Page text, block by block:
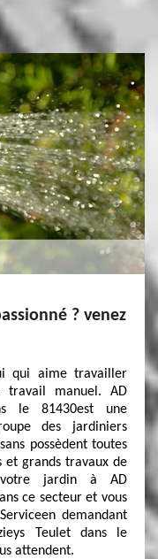
? venez
qui aime travailler
manuel. AD
le 81430est une
des jardiniers
possèdent toutes
et grands travaux de
votre jardin à AD
ce secteur et vous
demandant
Teulet dans le
attendent.